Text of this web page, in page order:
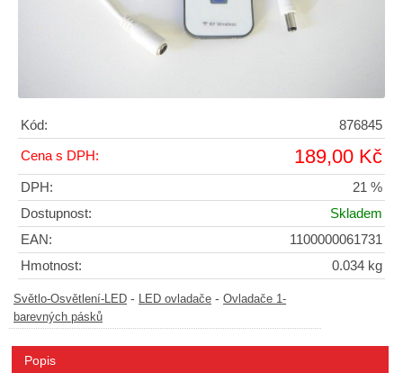
Kód: 876845
Cena s DPH: 189,00 Kč
DPH:
21 %
Dostupnost:
Skladem
EAN:
1100000061731
Hmotnost:
0.034 kg
Světlo-Osvětlení-LED - LED ovladače - Ovladače 1-
barevných pásků
Popis